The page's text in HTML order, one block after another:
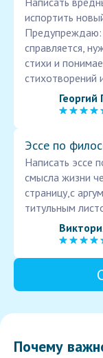
испортить
Предупреждаю:
справляется,
стихи и
стихотворений
Георгий
Эссе по
Написать эссе
смысла жизни
страницу,с
титульным
Почему